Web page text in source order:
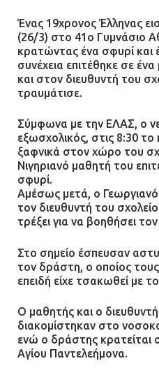
Άργος: Στη
Ένα πουλί
πρωινή
09.07.2026 | 11:12
Φωτιά σε
09.07.2026 | 09:19
Δίωξη για
Ένας 19χρονος Έλληνας
(26/3) στο 41ο Γυμνάσιο
κρατώντας ένα σφυρί και
συνέχεια επιτέθηκε σε
και στον διευθυντή του
τραυμάτισε.
Σύμφωνα με την ΕΛΑΣ, ο
εξωσχολικός, στις 8:30
ξαφνικά στον χώρο του
Νιγηριανό μαθητή του
σφυρί.
Αμέσως μετά, ο
τον διευθυντή του
τρέξει για να βοηθήσει
Στο σημείο έσπευσαν
τον δράστη, ο οποίος τους
επειδή είχε τσακωθεί με
Ο μαθητής και ο
διακομίστηκαν στο
ενώ ο δράστης κρατείται
Αγίου Παντελεήμονα.